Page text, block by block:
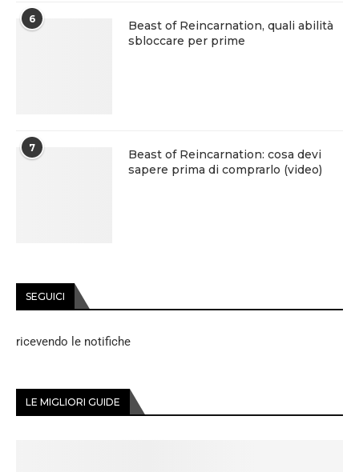
6
Beast of Reincarnation, quali abilità
sbloccare per prime
7
Beast of Reincarnation: cosa devi
sapere prima di comprarlo (video)
SEGUICI
ricevendo le notifiche
LE MIGLIORI GUIDE